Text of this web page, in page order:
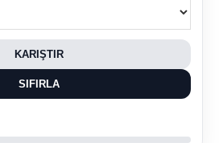
KARIŞTIR
SIFIRLA